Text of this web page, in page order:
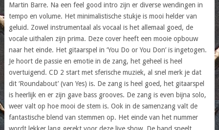
Martin Barre. Na een feel good intro zijn er diverse wendingen in
tempo en volume. Het minimalistische stukje is mooi helder van
geluid. Zowel instrumentaal als vocaal is het allemaal goed, de
vocale uithalen zijn prima. Deze cover heeft een mooie opbouw
naar het einde. Het gitaarspel in ‘You Do or You Don’ is ingetogen.
Je hoort de passie en emotie in de zang, het geheel is heel
overtuigend. CD 2 start met sferische muziek, al snel merk je dat
dit ‘Roundabout’ (van Yes) is. De zang is heel goed, het gitaarspel
is heerlijk en er zijn gave bass grooves. De zang is even bijna solo,
weer valt op hoe mooi de stem is. Ook in de samenzang valt de
fantastische blend van stemmen op. Het einde van het nummer
wordt lekker lang gerekt voor deze live show. De band speelt